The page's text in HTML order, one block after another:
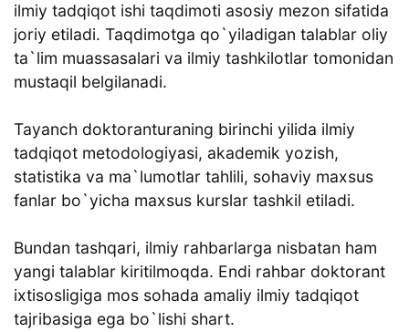
ilmiy tadqiqot ishi taqdimoti asosiy mezon sifatida
joriy etiladi. Taqdimotga qo`yiladigan talablar oliy
ta`lim muassasalari va ilmiy tashkilotlar tomonidan
mustaqil belgilanadi.
Tayanch doktoranturaning birinchi yilida ilmiy
tadqiqot metodologiyasi, akademik yozish,
statistika va ma`lumotlar tahlili, sohaviy maxsus
fanlar bo`yicha maxsus kurslar tashkil etiladi.
Bundan tashqari, ilmiy rahbarlarga nisbatan ham
yangi talablar kiritilmoqda. Endi rahbar doktorant
ixtisosligiga mos sohada amaliy ilmiy tadqiqot
tajribasiga ega bo`lishi shart.